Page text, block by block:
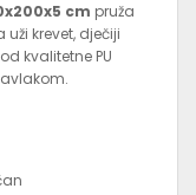
cm pruža
krevet, dječiji
kvalitetne PU